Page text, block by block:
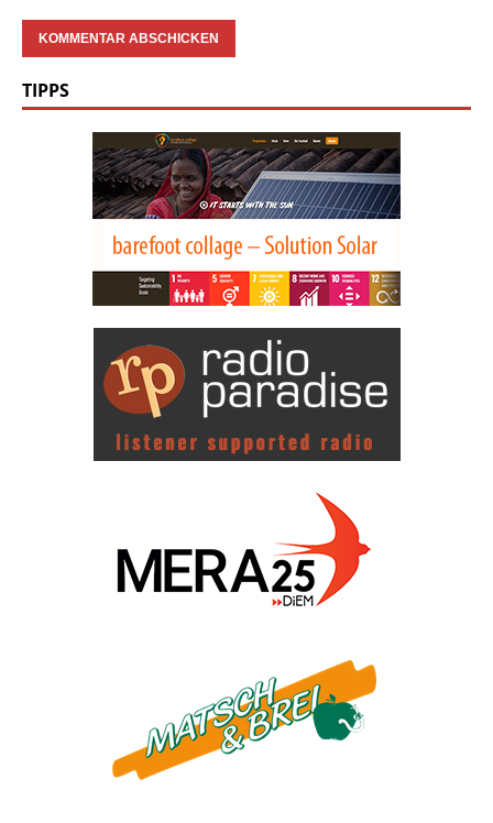
TIPPS